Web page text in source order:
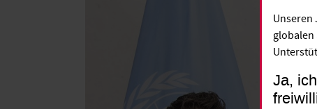
Unseren
globalen
Ja,